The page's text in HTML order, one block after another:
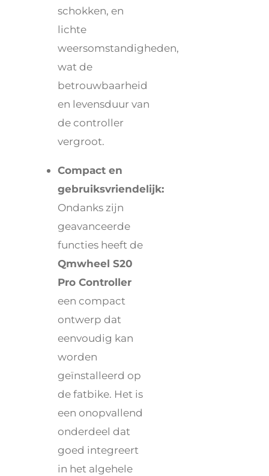
schokken, en
lichte
weersomstandigheden,
wat de
betrouwbaarheid
en levensduur van
de controller
vergroot.
Compact en
gebruiksvriendelijk:
Ondanks zijn
geavanceerde
functies heeft de
Qmwheel S20
Pro Controller
een compact
ontwerp dat
eenvoudig kan
worden
geïnstalleerd op
de fatbike. Het is
een onopvallend
onderdeel dat
goed integreert
in het algehele